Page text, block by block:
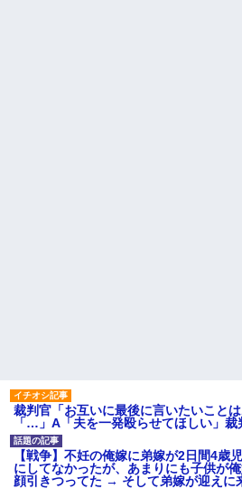
裁判官「お互いに最後に言いたいこと
「…」A「夫を一発殴らせてほしい」裁
【戦争】不妊の俺嫁に弟嫁が2日間4歳
にしてなかったが、あまりにも子供が
顔引きつってた → そして弟嫁が迎えに